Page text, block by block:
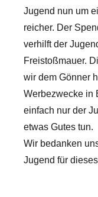
Jugend nun um
reicher. Der
verhilft der
Freistoßmauer.
wir dem Gönner
Werbezwecke in
einfach nur der
etwas Gutes tun.
Wir bedanken
Jugend für